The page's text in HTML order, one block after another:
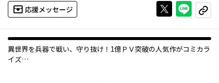
応援メッセージ Xで投稿する
ライン
コピー
異世界を兵器で戦い、守り抜け！1億ＰＶ突破の人気作がコミカラ
イズ